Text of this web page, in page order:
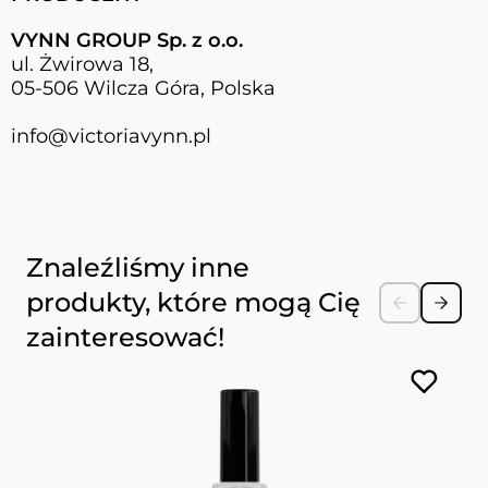
VYNN GROUP Sp. z o.o.
ul. Żwirowa 18,
05-506 Wilcza Góra, Polska
info@victoriavynn.pl
Naciśnij, aby pominąć karuzelę
Znaleźliśmy inne
produkty, które mogą Cię
zainteresować!